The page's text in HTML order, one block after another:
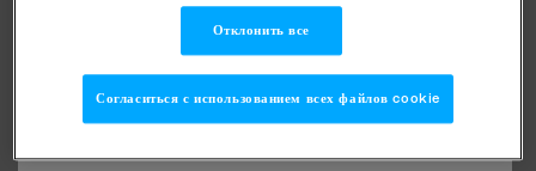
Отклонить все
Согласиться с использованием всех файлов cookie